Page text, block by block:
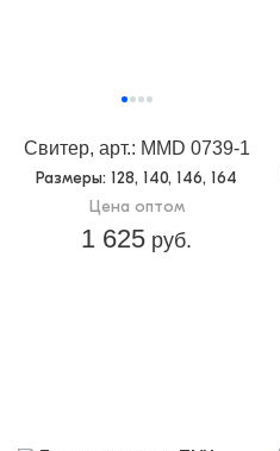
Свитер, арт.: MMD 0739-1
Размеры: 128, 140, 146, 164
Цена оптом
1 625 руб.